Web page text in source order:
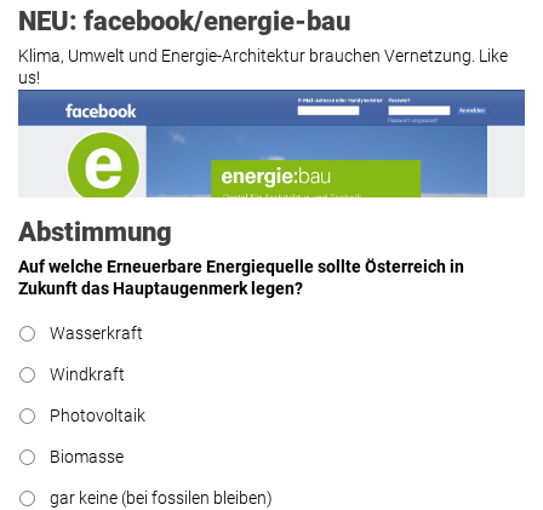
Roland Mösl: „Man wollte wohl
Kasse machen statt neue Produkte
erfinden.“ lesen
Hier geht’s zu allen Kommentaren
NEU: facebook/energie-bau
Klima, Umwelt und Energie-Architektur brauchen Vernetzung. Like
us!
Abstimmung
Auf welche Erneuerbare Energiequelle sollte Österreich in
Zukunft das Hauptaugenmerk legen?
Wasserkraft
Windkraft
Photovoltaik
Biomasse
gar keine (bei fossilen bleiben)